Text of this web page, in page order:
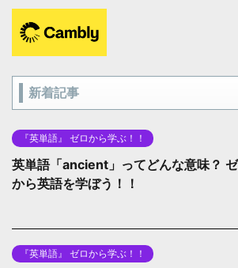
新着記事
『英単語』 ゼロから学ぶ！！
英単語「ancient」ってどんな意味？
から英語を学ぼう！！
『英単語』 ゼロから学ぶ！！